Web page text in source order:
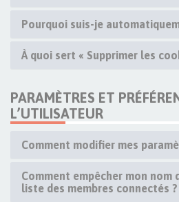
Pourquoi suis-je
À quoi sert « Supprimer les
PARAMÈTRES ET
L’UTILISATEUR
Comment modifier mes
Comment empêcher mon nom
liste des membres connectés ?